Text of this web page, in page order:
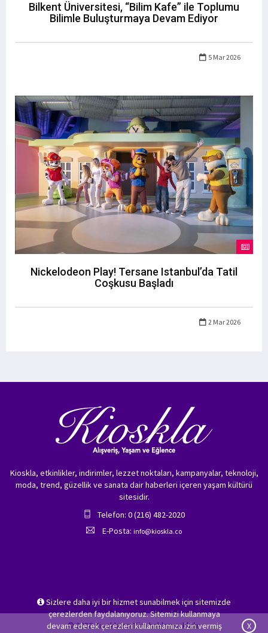
Bilkent Üniversitesi, “Bilim Kafe” ile Toplumu
Bilimle Buluşturmaya Devam Ediyor
5 Mar 2026
Nickelodeon Play! Tersane Istanbul’da Tatil
Coşkusu Başladı
2 Mar 2026
Sizlere daha iyi bir hizmet sunabilmek için sitemizde
çerezlerden faydalanıyoruz. Sitemizi kullanmaya
devam ederek çerezleri kullanmamıza izin vermiş
X
Kioskla, etkinlikler, indirimler, lezzet noktaları, kampanyalar, teknoloji,
moda, trend, güzellik ve sanata dair haberleri içeren yaşam kültürü
sitesidir.
Telefon: 0 (216) 482-2020
E-Posta: info@kioskla.co
© 2026 Kioskla.co Tüm hakları saklıdır.